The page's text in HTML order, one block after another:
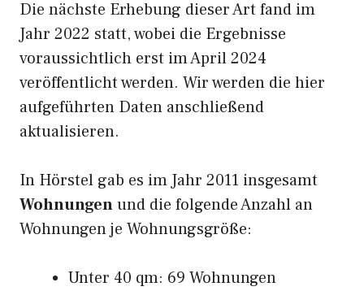
Die nächste Erhebung dieser Art fand im
Jahr 2022 statt, wobei die Ergebnisse
voraussichtlich erst im April 2024
veröffentlicht werden. Wir werden die hier
aufgeführten Daten anschließend
aktualisieren.
In Hörstel gab es im Jahr 2011 insgesamt
Wohnungenund die folgende Anzahl an
Wohnungen je Wohnungsgröße:
Unter 40 qm: 69 Wohnungen